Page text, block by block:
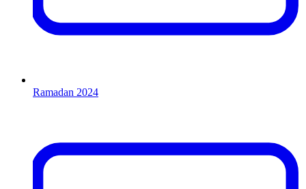
Ramadan 2024